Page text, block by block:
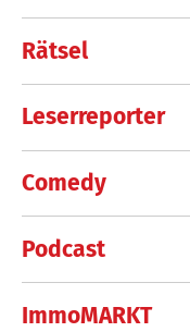
Rätsel
Leserreporter
Comedy
Podcast
ImmoMARKT